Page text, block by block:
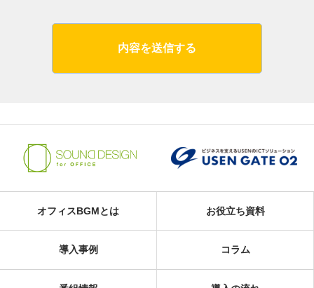
内容を送信する
オフィスBGMとは お役立ち資料
導入事例 コラム